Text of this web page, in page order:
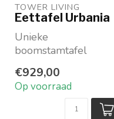
TOWER LIVING
Eettafel Urbania
Unieke
boomstamtafel
In 5 maten
verkrijgbaar
€929,00
Op voorraad